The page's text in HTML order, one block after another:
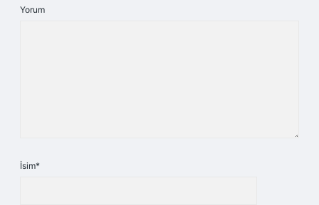
Yorum
İsim*